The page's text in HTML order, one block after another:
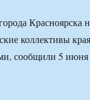
Красноярска
коллективы
сообщили 5 июня